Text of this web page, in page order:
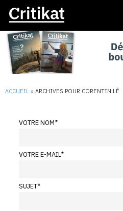
ACCUEIL » ARCHIVES POUR CORENTIN LÊ
VOTRE NOM*
VOTRE E-MAIL*
SUJET*